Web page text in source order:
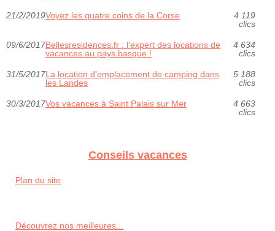
21/2/2019Voyez les quatre coins de la Corse
4 119
clics
09/6/2017Bellesresidences.fr : l'expert des locations de
vacances au pays basque !
4 634
clics
31/5/2017La location d'emplacement de camping dans
les Landes
5 188
clics
30/3/2017Vos vacances à Saint Palais sur Mer
4 663
clics
Conseils vacances
Plan du site
Découvrez nos meilleures...